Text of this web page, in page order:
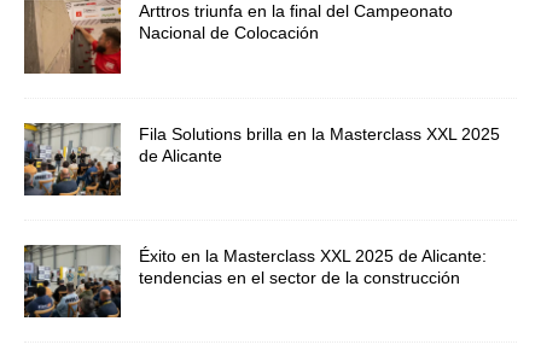
Arttros triunfa en la final del Campeonato
Nacional de Colocación
Fila Solutions brilla en la Masterclass XXL 2025
de Alicante
Éxito en la Masterclass XXL 2025 de Alicante:
tendencias en el sector de la construcción